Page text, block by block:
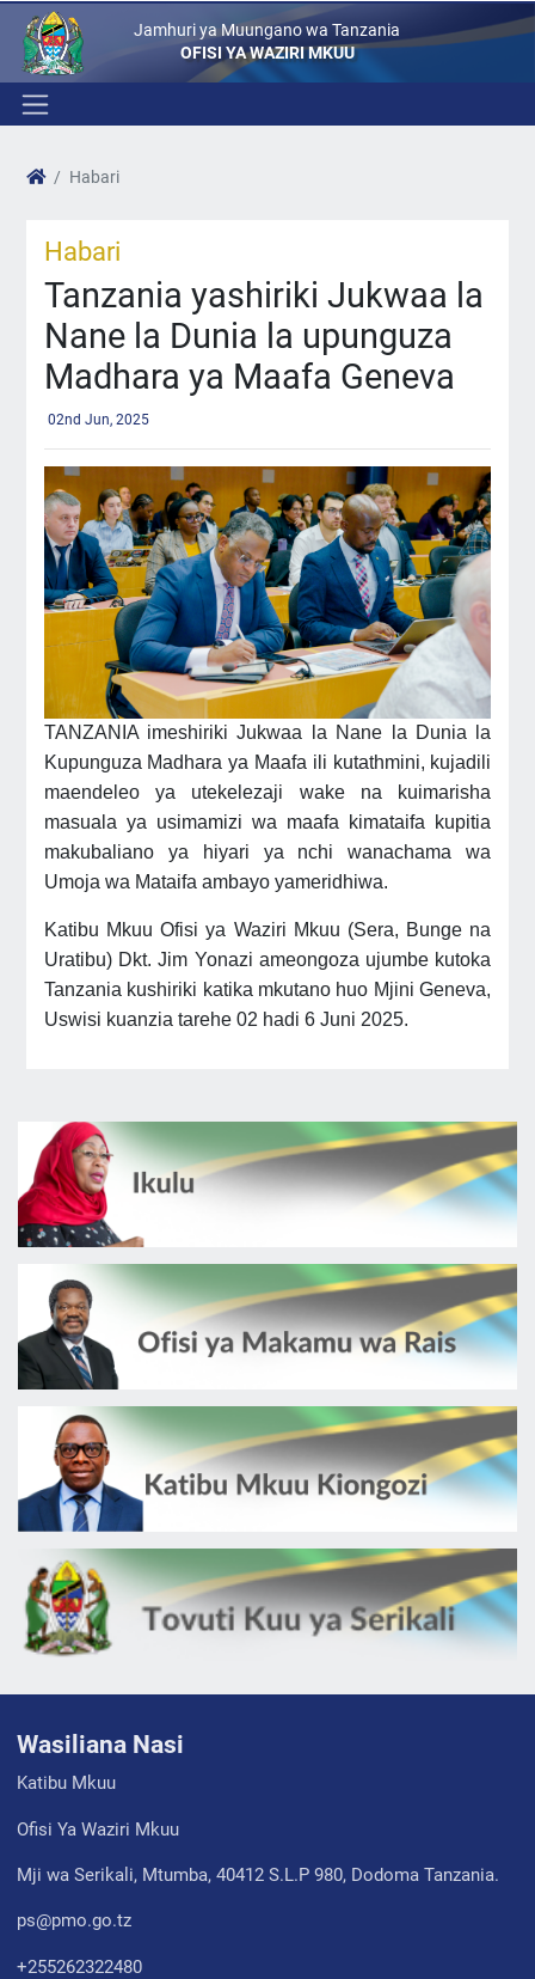
Jamhuri ya Muungano wa Tanzania
OFISI YA WAZIRI MKUU
Habari
Habari
Tanzania yashiriki Jukwaa la
Nane la Dunia la upunguza
Madhara ya Maafa Geneva
02nd Jun, 2025
TANZANIA imeshiriki Jukwaa la Nane la Dunia la
Kupunguza Madhara ya Maafa ili kutathmini, kujadili
maendeleo ya utekelezaji wake na kuimarisha
masuala ya usimamizi wa maafa kimataifa kupitia
makubaliano ya hiyari ya nchi wanachama wa
Umoja wa Mataifa ambayo yameridhiwa.
Katibu Mkuu Ofisi ya Waziri Mkuu (Sera, Bunge na
Uratibu) Dkt. Jim Yonazi ameongoza ujumbe kutoka
Tanzania kushiriki katika mkutano huo Mjini Geneva,
Uswisi kuanzia tarehe 02 hadi 6 Juni 2025.
Wasiliana Nasi
Katibu Mkuu
Ofisi Ya Waziri Mkuu
Mji wa Serikali, Mtumba, 40412 S.L.P 980, Dodoma Tanzania.
ps@pmo.go.tz
+255262322480